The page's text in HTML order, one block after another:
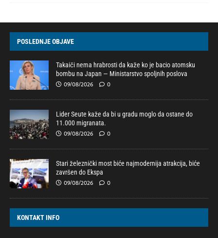
POSLEDNJE OBJAVE
Takaiči nema hrabrosti da kaže ko je bacio atomsku
bombu na Japan — Ministarstvo spoljnih poslova
09/08/2026 0
Lider Seute kaže da bi u gradu moglo da ostane do
11.000 migranata.
09/08/2026 0
Stari železnički most biće najmodernija atrakcija, biće
završen do Ekspa
09/08/2026 0
KONTAKT INFO